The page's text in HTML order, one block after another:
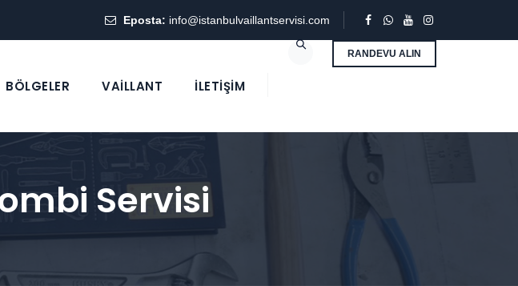
Eposta: info@istanbulvaillantservisi.com
RANDEVU ALIN
BÖLGELER VAİLLANT İLETIŞIM
Servisi